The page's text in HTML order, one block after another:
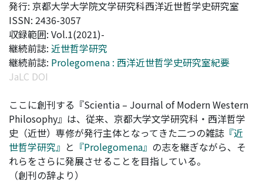
発行: 京都大学大学院文学研究科西洋近世哲学史研究室
ISSN: 2436-3057
収録範囲: Vol.1(2021)-
継続前誌: 近世哲学研究
継続前誌: Prolegomena : 西洋近世哲学史研究室紀要
JaLC DOI
ここに創刊する『Scientia – Journal of Modern Western
Philosophy』は、従来、京都大学文学研究科・西洋哲学
史（近世）専修が発行主体となってきた二つの雑誌 『近
世哲学研究』 と 『Prolegomena』 の志を継ぎながら、そ
れらをさらに発展させることを目指している。
（創刊の辞より）